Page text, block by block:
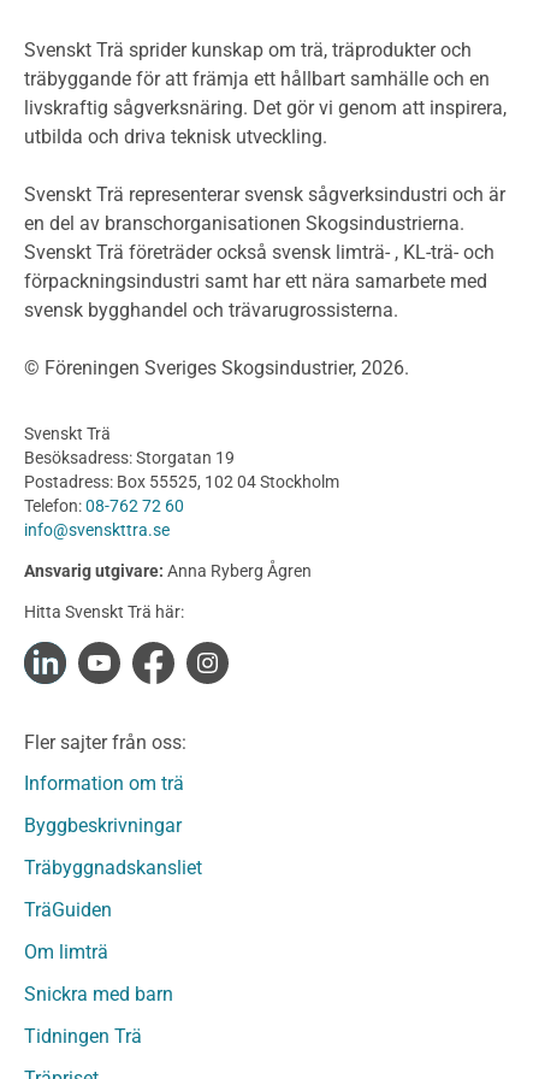
Miljödeklarationer och märkning
Termer och förkortningar
Planering
Klimatkalkylator hallar
Projektering av trähus - generellt
Byggsystem
Fasadsystem i skivmaterial
Bullerskärmar och andra utomhuskonstruktioner
Byggnation och utförande
Utförande
Produkter
Konstruktionsvirke
Konstruktionsvirke Behandlat
Konstruktionsvirke Fingerskarvat
Konstruktionsvirke Fingerskarvat Obehandlat
Limträ
Fanerträ
Fanerträ Obehandlat
Träpanel och Utvändig beklädnad Behandlat
Träpanel och utvändig beklädnad Obehandlat
Trägolv
Sågat virke
Sågat virke Behandlat
Svenskt Trä sprider kunskap om trä, träprodukter och
träbyggande för att främja ett hållbart samhälle och en
livskraftig sågverksnäring. Det gör vi genom att inspirera,
utbilda och driva teknisk utveckling.
Svenskt Trä representerar svensk sågverksindustri och är
en del av branschorganisationen Skogsindustrierna.
Svenskt Trä företräder också svensk limträ- , KL-trä- och
förpackningsindustri samt har ett nära samarbete med
svensk bygghandel och trävarugrossisterna.
© Föreningen Sveriges Skogsindustrier, 2026.
Svenskt Trä
Besöksadress: Storgatan 19
Postadress: Box 55525, 102 04 Stockholm
Telefon:08-762 72 60
info@svenskttra.se
Ansvarig utgivare: Anna Ryberg Ågren
Hitta Svenskt Trä här:
Fler sajter från oss:
Information om trä
Byggbeskrivningar
Träbyggnadskansliet
TräGuiden
Om limträ
Snickra med barn
Tidningen Trä